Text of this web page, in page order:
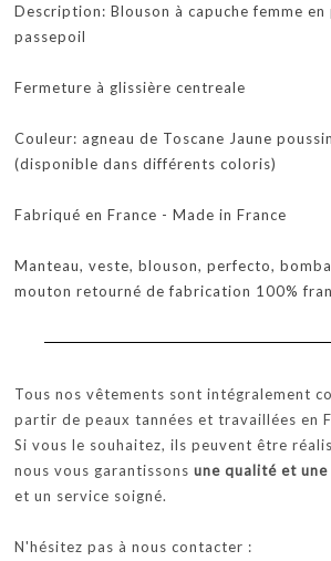
Description: Blouson à capuche femme en
passepoil
Fermeture à glissière centreale
Couleur: agneau de Toscane Jaune
(disponible dans différents coloris)
Fabriqué en France - Made in France
Manteau, veste, blouson, perfecto,
mouton retourné de fabrication 100%
Tous nos vêtements sont intégralement
partir de peaux tannées et travaillées en
Si vous le souhaitez, ils peuvent être
nous vous garantissons une qualité et
et un service soigné.
N'hésitez pas à nous contacter :